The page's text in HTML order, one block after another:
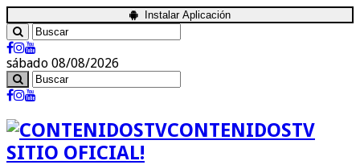
Instalar Aplicación
sábado 08/08/2026
CONTENIDOSTV
SITIO OFICIAL!